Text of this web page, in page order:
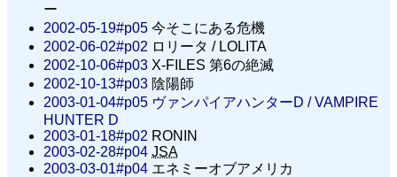
ー
2002-05-19#p05 今そこにある危機
2002-06-02#p02 ロリータ / LOLITA
2002-10-06#p03 X-FILES 第6の絶滅
2002-10-13#p03 陰陽師
2003-01-04#p05 ヴァンパイアハンターD /VAMPIRE
HUNTER D
2003-01-18#p02 RONIN
2003-02-28#p04 JSA
2003-03-01#p04 エネミーオブアメリカ